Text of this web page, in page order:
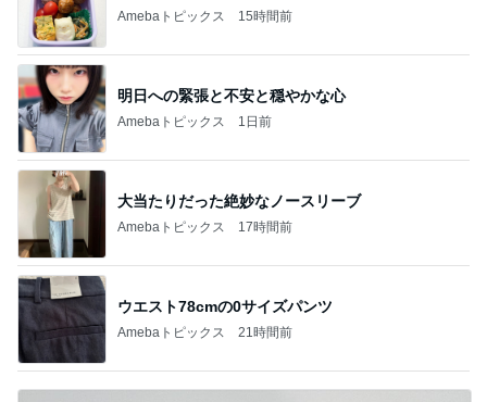
Amebaトピックス 15時間前
明日への緊張と不安と穏やかな心
Amebaトピックス 1日前
大当たりだった絶妙なノースリーブ
Amebaトピックス 17時間前
ウエスト78cmの0サイズパンツ
Amebaトピックス 21時間前